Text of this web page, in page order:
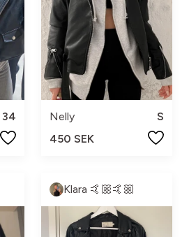
34
Nelly
S
450 SEK
Klara 🤙🏼🤙🏼